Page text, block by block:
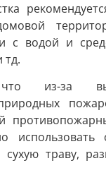
с водой и
тд.
из-за
использовать
траву,